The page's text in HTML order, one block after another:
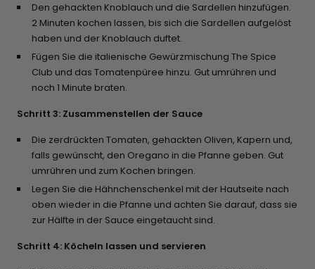
Den gehackten Knoblauch und die Sardellen hinzufügen.
2 Minuten kochen lassen, bis sich die Sardellen aufgelöst
haben und der Knoblauch duftet.
Fügen Sie die italienische Gewürzmischung The Spice
Club und das Tomatenpüree hinzu. Gut umrühren und
noch 1 Minute braten.
Schritt 3: Zusammenstellen der Sauce
Die zerdrückten Tomaten, gehackten Oliven, Kapern und,
falls gewünscht, den Oregano in die Pfanne geben. Gut
umrühren und zum Kochen bringen.
Legen Sie die Hähnchenschenkel mit der Hautseite nach
oben wieder in die Pfanne und achten Sie darauf, dass sie
zur Hälfte in der Sauce eingetaucht sind.
Schritt 4: Köcheln lassen und servieren